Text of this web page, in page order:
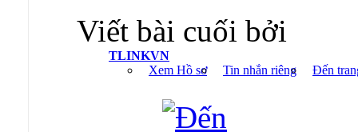
Viết bài cuối bởi
TLINKVN
Xem Hồ sơ
Tin nhắn riêng Đến